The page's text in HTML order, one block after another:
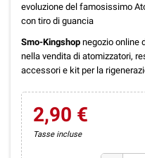
evoluzione del famosissimo
con tiro di guancia
Smo-Kingshop negozio online
nella vendita di atomizzatori,
accessori e kit per la
2,90 €
Tasse incluse